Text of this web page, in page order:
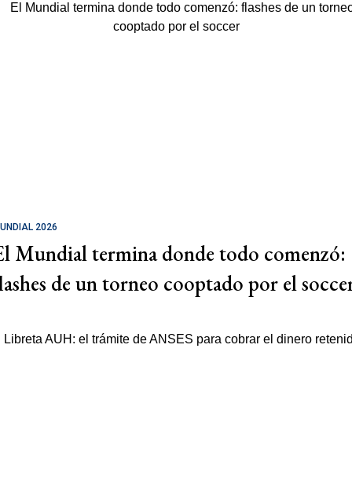
2026
Mundial termina donde todo comenzó:
de un torneo cooptado por el